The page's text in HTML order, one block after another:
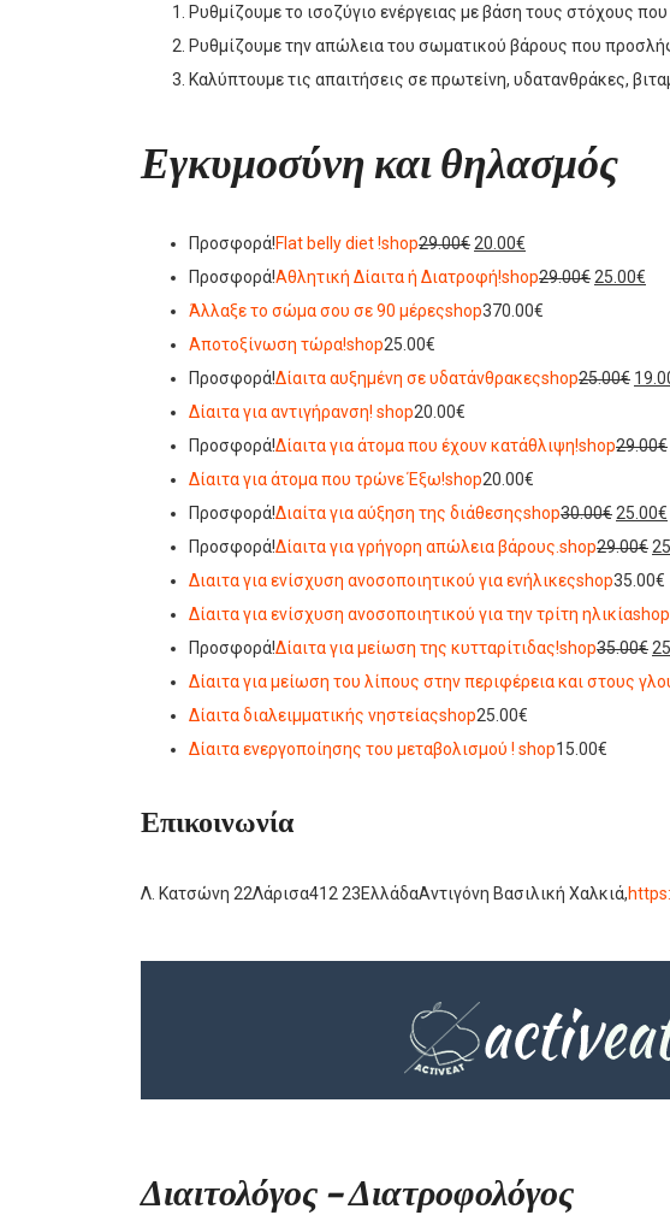
Ρυθμίζουμε το ισοζύγιο ενέργειας με βάση τους στόχους που
Ρυθμίζουμε την απώλεια του σωματικού βάρους που
Καλύπτουμε τις απαιτήσεις σε πρωτείνη, υδατανθράκες,
Εγκυμοσύνη και θηλασμός
Προσφορά!Flat belly diet !shop29.00€ 20.00€
Προσφορά!Αθλητική Δίαιτα ή Διατροφή!shop29.00€ 25.00€
Άλλαξε το σώμα σου σε 90 μέρεςshop370.00€
Αποτοξίνωση τώρα!shop25.00€
Προσφορά!Δίαιτα αυξημένη σε υδατάνθρακεςshop25.00€
Δίαιτα για αντιγήρανση! shop20.00€
Προσφορά!Δίαιτα για άτομα που έχουν κατάθλιψη!shop29.00€
Δίαιτα για άτομα που τρώνε Έξω!shop20.00€
Προσφορά!Διαίτα για αύξηση της διάθεσηςshop30.00€ 25.00€
Προσφορά!Δίαιτα για γρήγορη απώλεια βάρους. shop29.00€
Διαιτα για ενίσχυση ανοσοποιητικού για ενήλικεςshop35.00€
Δίαιτα για ενίσχυση ανοσοποιητικού για την τρίτη ηλικίαshop
Προσφορά!Δίαιτα για μείωση της κυτταρίτιδας!shop35.00€
Δίαιτα για μείωση του λίπους στην περιφέρεια και στους
Δίαιτα διαλειμματικής νηστείαςshop25.00€
Δίαιτα ενεργοποίησης του μεταβολισμού ! shop15.00€
Επικοινωνία
Λ. Κατσώνη 22Λάρισα412 23ΕλλάδαΑντιγόνη Βασιλική Χαλκιά,
Διαιτολόγος – Διατροφολόγος